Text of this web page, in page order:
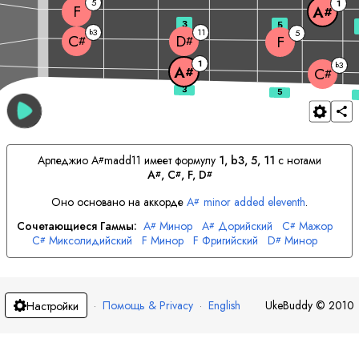
A# 1
C#
b3
C#
b3 D# 11 F 5
F A# 1
3 5
Арпеджио A#madd11 имеет формулу 1, b3, 5, 11 с нотами
A#, C#, F, D#
Оно основано на аккордеA# minor added eleventh.
Сочетающиеся Гаммы: A# Минор A# Дорийский C# Мажор
C# Миксолидийский F Минор F Фригийский D# Минор
D# Дорийский
Настройки · Помощь & Privacy · English UkeBuddy © 2010